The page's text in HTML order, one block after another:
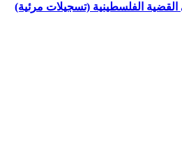
الفلسطينية (تسجيلات مرئية)